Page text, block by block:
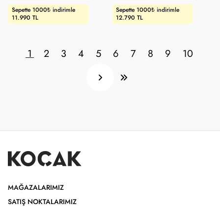
Sepette 1000₺ indirimle
11.990 TL
Sepette 1000₺ indirimle
12.790 TL
1 2 3 4 5 6 7 8 9 10
MAĞAZALARIMIZ
SATIŞ NOKTALARIMIZ